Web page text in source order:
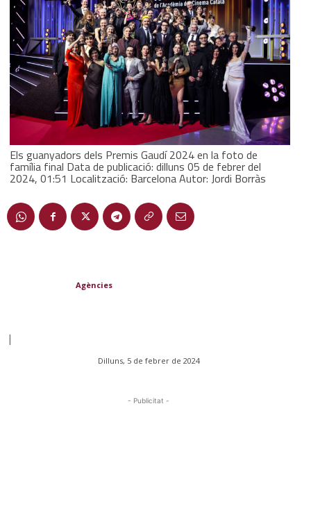
Els guanyadors dels Premis Gaudí 2024 en la foto de
família final Data de publicació: dilluns 05 de febrer del
2024, 01:51 Localització: Barcelona Autor: Jordi Borràs
Agències
|
Dilluns, 5 de febrer de 2024
- Publicitat -